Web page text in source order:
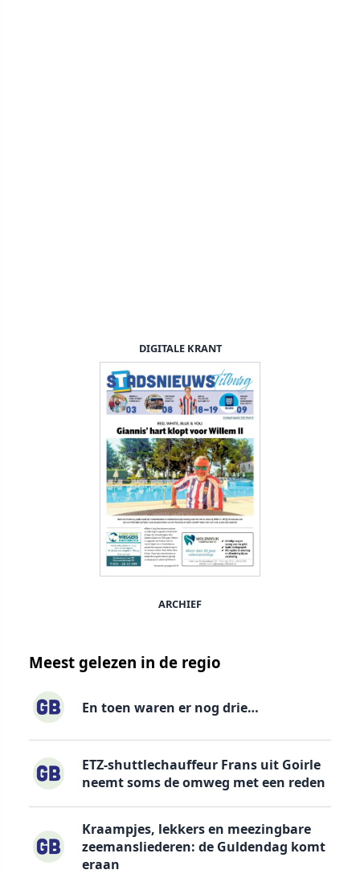
DIGITALE KRANT
ARCHIEF
Meest gelezen in de regio
En toen waren er nog drie…
ETZ-shuttlechauffeur Frans uit Goirle
neemt soms de omweg met een reden
Kraampjes, lekkers en meezingbare
zeemansliederen: de Guldendag komt
eraan